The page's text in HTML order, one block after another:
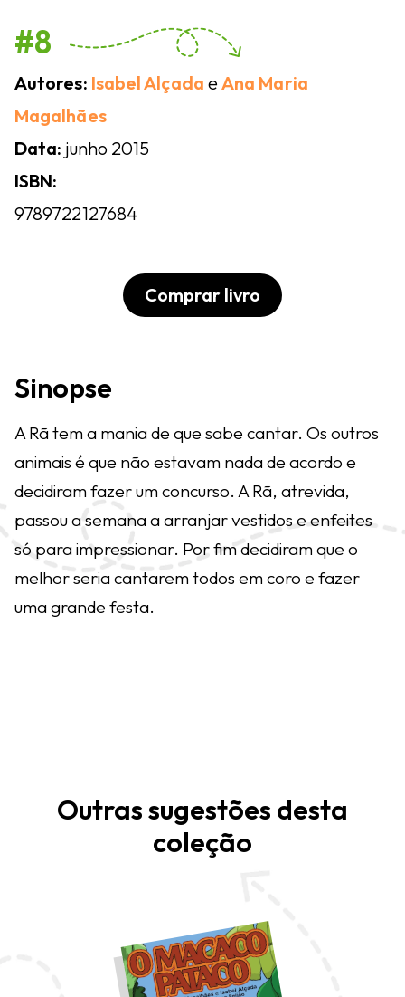
#8
Autores: Isabel Alçada eAna Maria
Magalhães
Data: junho 2015
ISBN:
9789722127684
Comprar livro
Sinopse
A Rã tem a mania de que sabe cantar. Os outros
animais é que não estavam nada de acordo e
decidiram fazer um concurso. A Rã, atrevida,
passou a semana a arranjar vestidos e enfeites
só para impressionar. Por fim decidiram que o
melhor seria cantarem todos em coro e fazer
uma grande festa.
Outras sugestões desta
coleção